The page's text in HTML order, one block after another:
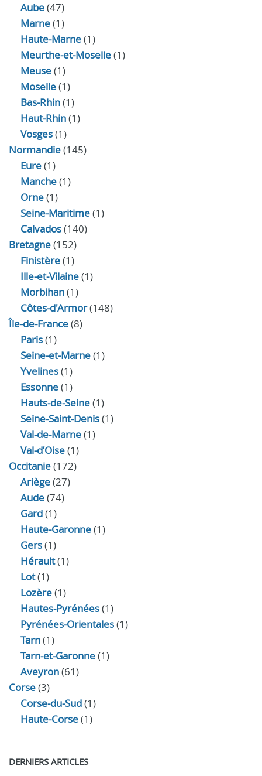
Aube(47)
Marne(1)
Haute-Marne(1)
Meurthe-et-Moselle(1)
Meuse(1)
Moselle(1)
Bas-Rhin(1)
Haut-Rhin(1)
Vosges(1)
Normandie(145)
Eure(1)
Manche(1)
Orne(1)
Seine-Maritime(1)
Calvados(140)
Bretagne(152)
Finistère(1)
Ille-et-Vilaine(1)
Morbihan(1)
Côtes-d'Armor(148)
Île-de-France(8)
Paris(1)
Seine-et-Marne(1)
Yvelines(1)
Essonne(1)
Hauts-de-Seine(1)
Seine-Saint-Denis(1)
Val-de-Marne(1)
Val-d’Oise(1)
Occitanie(172)
Ariège(27)
Aude(74)
Gard(1)
Haute-Garonne(1)
Gers(1)
Hérault(1)
Lot(1)
Lozère(1)
Hautes-Pyrénées(1)
Pyrénées-Orientales(1)
Tarn(1)
Tarn-et-Garonne(1)
Aveyron(61)
Corse(3)
Corse-du-Sud(1)
Haute-Corse(1)
DERNIERS ARTICLES